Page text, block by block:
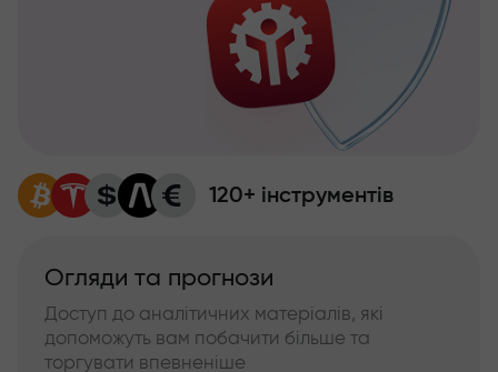
120+ інструментів
Огляди та прогнози
Доступ до аналітичних матеріалів, які
допоможуть вам побачити більше та
торгувати впевненіше